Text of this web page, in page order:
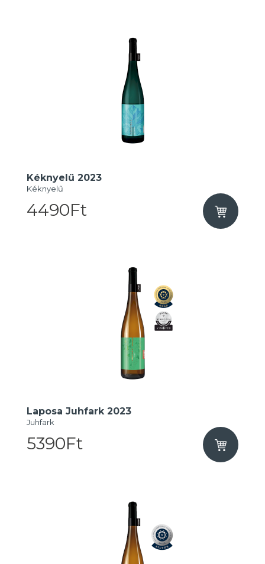
Kéknyelű 2023
Kéknyelű
4490Ft
Laposa Juhfark 2023
Juhfark
5390Ft